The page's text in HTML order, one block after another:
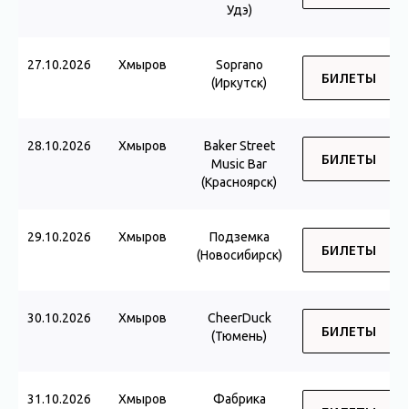
Удэ)
27.10.2026 Хмыров
Soprano
(Иркутск)
БИЛЕТЫ
28.10.2026 Хмыров
Baker Street
Music Bar
(Красноярск)
БИЛЕТЫ
29.10.2026 Хмыров
Подземка
(Новосибирск)
БИЛЕТЫ
30.10.2026 Хмыров
CheerDuck
(Тюмень)
БИЛЕТЫ
31.10.2026 Хмыров
Фабрика